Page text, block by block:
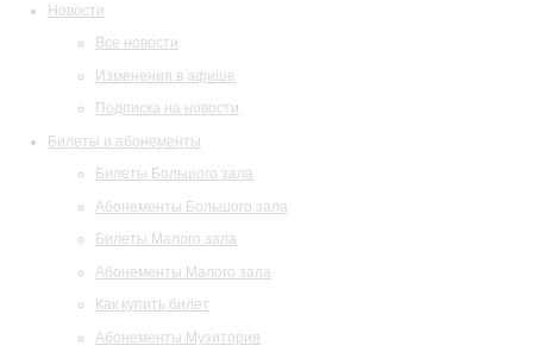
Новости
Все новости
Изменения в афише
Подписка на новости
Билеты и абонементы
Билеты Большого зала
Абонементы Большого зала
Билеты Малого зала
Абонементы Малого зала
Как купить билет
Абонементы Музитория